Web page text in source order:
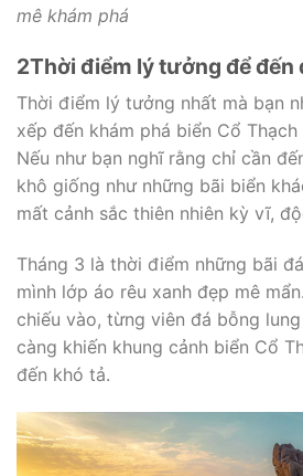
mê khám phá
2Thời điểm lý tưởng để đến
Thời điểm lý tưởng nhất mà bạn
xếp đến khám phá biển Cổ
Nếu như bạn nghĩ rằng chỉ cần
khô giống như những bãi biển
mất cảnh sắc thiên nhiên kỳ vĩ,
Tháng 3 là thời điểm những bãi
mình lớp áo rêu xanh đẹp mê
chiếu vào, từng viên đá bỗng
càng khiến khung cảnh biển Cổ
đến khó tả.